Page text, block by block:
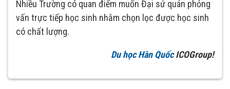
Nhiều Trường có quan điểm muốn Đại sứ quán phỏng
vấn trực tiếp học sinh nhằm chọn lọc được học sinh
có chất lượng.
Du học Hàn QuốcICOGroup!